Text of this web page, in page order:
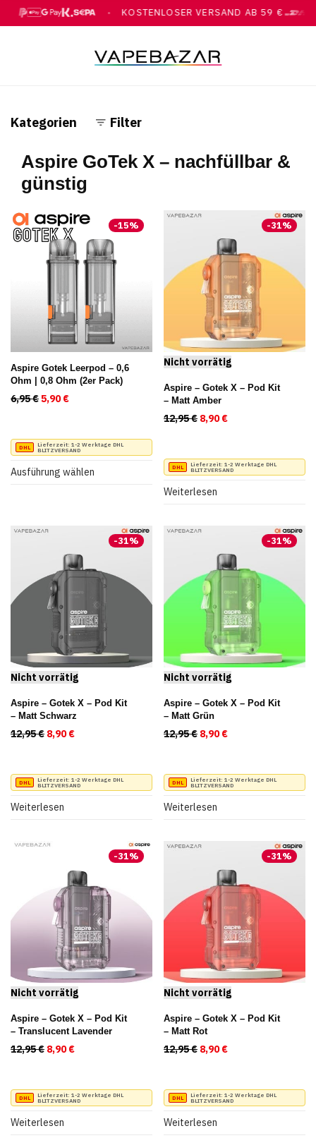
PAY, KLARNA, ÜBERWEISUNG
● KOSTENLOSER VERSAND AB 59 €
MIT DHL
Kategorien Filter
Aspire GoTek X – nachfüllbar &
günstig
-15%
Aspire Gotek Leerpod – 0,6
Ohm | 0,8 Ohm (2er Pack)
6,95€Ursprünglicher Preis war: 6,95 €
5,90€ Aktueller Preis ist: 5,90 €.
Lieferzeit: 1-2 Werktage DHL
BLITZVERSAND
Ausführung wählen
Dieses
Produkt
Optionen
können
Produktseite
gewählt
werden
-31%
Aspire – Gotek X – Pod Kit
– Matt Amber
12,95€ Ursprünglicher Preis
8,90€
Lieferzeit: 1-2 Werktage DHL
BLITZVERSAND
Weiterlesen
-31%
Aspire – Gotek X – Pod Kit
– Matt Schwarz
12,95€ Ursprünglicher Preis war: 12,95 €
8,90€ Aktueller Preis ist: 8,90 €.
Lieferzeit: 1-2 Werktage DHL
BLITZVERSAND
Weiterlesen
-31%
Aspire – Gotek X – Pod Kit
– Matt Grün
12,95€ Ursprünglicher Preis
8,90€
Lieferzeit: 1-2 Werktage DHL
BLITZVERSAND
Weiterlesen
-31%
Aspire – Gotek X – Pod Kit
– Translucent Lavender
12,95€ Ursprünglicher Preis war: 12,95 €
8,90€ Aktueller Preis ist: 8,90 €.
Lieferzeit: 1-2 Werktage DHL
BLITZVERSAND
Weiterlesen
-31%
Aspire – Gotek X – Pod Kit
– Matt Rot
12,95€ Ursprünglicher Preis
8,90€
Lieferzeit: 1-2 Werktage DHL
BLITZVERSAND
Weiterlesen